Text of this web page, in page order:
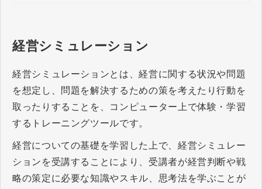
ト、自社に最適なサービスの選定
経営シミュレーション
経営シミュレーションとは、経営に関する状況や問題
を想定し、問題を解決するための策を考えたり行動を
取ったりすることを、コンピューター上で体験・学習
するトレーニングツールです。
経営についての基礎を学習した上で、経営シミュレー
ションを受講することにより、受講者が経営判断や戦
略の策定に必要な知識やスキル、思考法を学ぶことが